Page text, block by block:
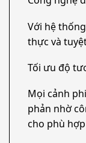
Với hệ
thực và
Tối ưu độ
Mọi cảnh
phản nhờ
cho phù